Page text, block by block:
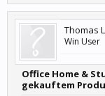
Thomas
Win User
Office Home &
gekauftem